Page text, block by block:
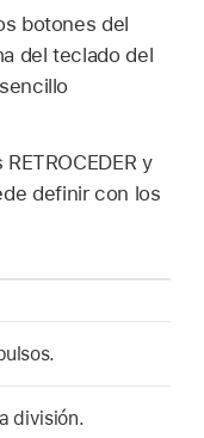
botones del
del teclado del
y
definir con los
división.